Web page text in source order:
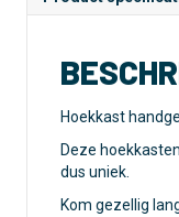
:
Hoekkast
Deze
dus uniek.
Kom gezellig